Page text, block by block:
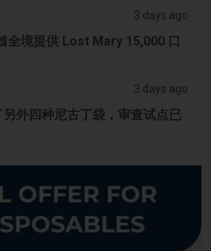
3 days ago
全境提供 Lost Mary 15,000 口
3 days ago
另外四种尼古丁袋，审查试点已